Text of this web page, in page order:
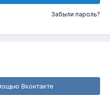
Забыли пароль?
Вконтакте